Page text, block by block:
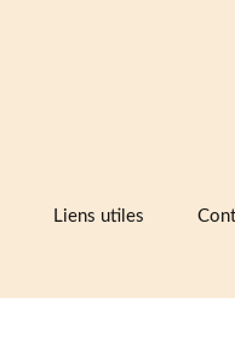
Liens utiles